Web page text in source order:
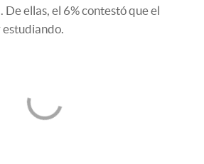
De ellas, el 6% contestó que el